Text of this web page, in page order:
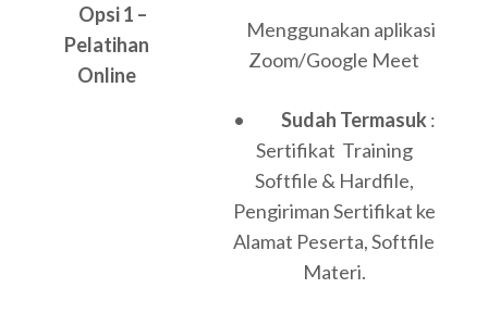
Opsi 1 –
Pelatihan
Online
Menggunakan aplikasi
Zoom/Google Meet
• Sudah Termasuk :
Sertifikat Training
Softfile & Hardfile,
Pengiriman Sertifikat ke
Alamat Peserta, Softfile
Materi.